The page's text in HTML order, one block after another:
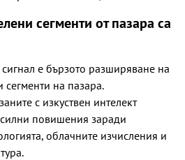
сегменти от пазара са
е бързото разширяване на
на пазара.
с изкуствен интелект
повишения заради
облачните изчисления и